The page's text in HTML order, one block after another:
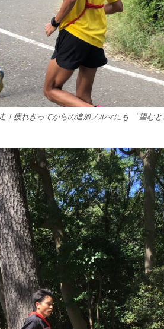
！疲れきってからの追加ノルマにも 「望むと